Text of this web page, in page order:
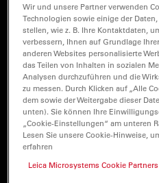
Wir und unsere Partner verwenden
Technologien sowie einige der
stellen, wie z. B. Ihre Kontaktdaten,
verbessern, Ihnen auf Grundlage
anderen Websites personalisierte
das Teilen von Inhalten in sozialen
Analysen durchzuführen und die
zu messen. Durch Klicken auf „Alle
dem sowie der Weitergabe dieser
unten). Sie können Ihre
„Cookie-Einstellungen“ am unteren
Lesen Sie unsere Cookie-Hinweise,
erfahren
Leica Microsystems Cookie